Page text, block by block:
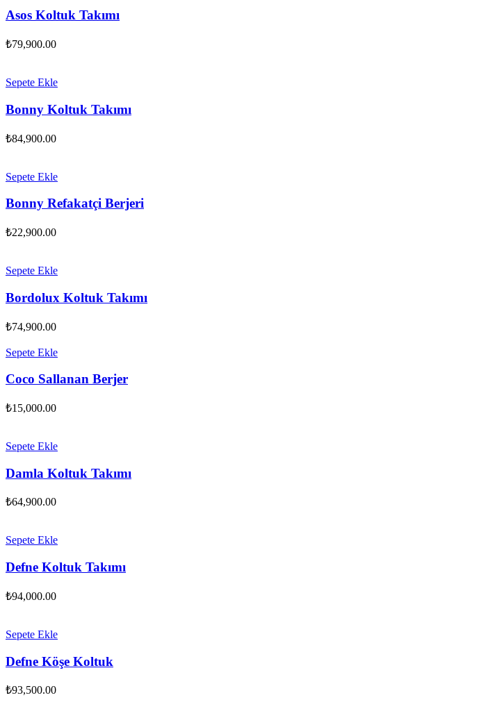
Asos Koltuk Takımı
₺79,900.00
Sepete Ekle
Bonny Koltuk Takımı
₺84,900.00
Sepete Ekle
Bonny Refakatçi Berjeri
₺22,900.00
Sepete Ekle
Bordolux Koltuk Takımı
₺74,900.00
Sepete Ekle
Coco Sallanan Berjer
₺15,000.00
Sepete Ekle
Damla Koltuk Takımı
₺64,900.00
Sepete Ekle
Defne Koltuk Takımı
₺94,000.00
Sepete Ekle
Defne Köşe Koltuk
₺93,500.00